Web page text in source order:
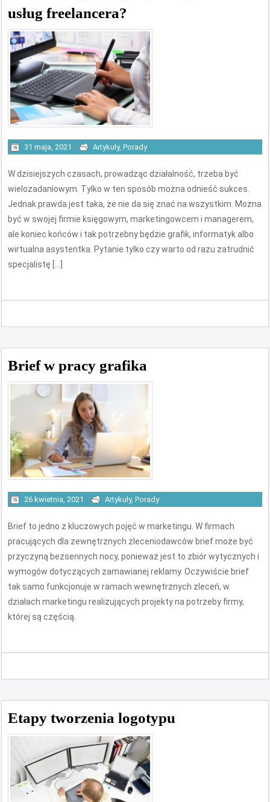
usług freelancera?
31 maja, 2021 Artykuły,Porady
W dzisiejszych czasach, prowadząc działalność, trzeba być
wielozadaniowym. Tylko w ten sposób można odnieść sukces.
Jednak prawda jest taka, że nie da się znać na wszystkim. Można
być w swojej firmie księgowym, marketingowcem i managerem,
ale koniec końców i tak potrzebny będzie grafik, informatyk albo
wirtualna asystentka. Pytanie tylko czy warto od razu zatrudnić
specjalistę […]
Brief w pracy grafika
26 kwietnia, 2021 Artykuły,Porady
Brief to jedno z kluczowych pojęć w marketingu. W firmach
pracujących dla zewnętrznych zleceniodawców brief może być
przyczyną bezsennych nocy, ponieważ jest to zbiór wytycznych i
wymogów dotyczących zamawianej reklamy. Oczywiście brief
tak samo funkcjonuje w ramach wewnętrznych zleceń, w
działach marketingu realizujących projekty na potrzeby firmy,
której są częścią.
Etapy tworzenia logotypu